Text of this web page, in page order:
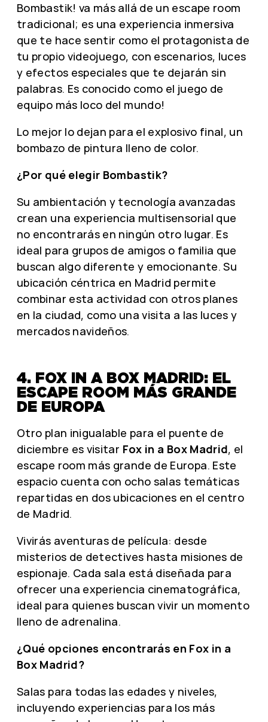
Bombastik! va más allá de un escape room
tradicional; es una experiencia inmersiva
que te hace sentir como el protagonista de
tu propio videojuego, con escenarios, luces
y efectos especiales que te dejarán sin
palabras. Es conocido como el juego de
equipo más loco del mundo!
Lo mejor lo dejan para el explosivo final, un
bombazo de pintura lleno de color.
¿Por qué elegir Bombastik?
Su ambientación y tecnología avanzadas
crean una experiencia multisensorial que
no encontrarás en ningún otro lugar. Es
ideal para grupos de amigos o familia que
buscan algo diferente y emocionante. Su
ubicación céntrica en Madrid permite
combinar esta actividad con otros planes
en la ciudad, como una visita a las luces y
mercados navideños.
4. FOX IN A BOX MADRID: EL
ESCAPE ROOM MÁS GRANDE
DE EUROPA
Otro plan inigualable para el puente de
diciembre es visitar Fox in a Box Madrid, el
escape room más grande de Europa. Este
espacio cuenta con ocho salas temáticas
repartidas en dos ubicaciones en el centro
de Madrid.
Vivirás aventuras de película: desde
misterios de detectives hasta misiones de
espionaje. Cada sala está diseñada para
ofrecer una experiencia cinematográfica,
ideal para quienes buscan vivir un momento
lleno de adrenalina.
¿Qué opciones encontrarás en Fox in a
Box Madrid?
Salas para todas las edades y niveles,
incluyendo experiencias para los más